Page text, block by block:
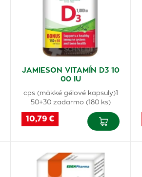
JAMIESON VITAMÍN D3 10
00 IU
cps (mäkké gélové kapsuly)1
50+30 zadarmo (180 ks)
10,79 €